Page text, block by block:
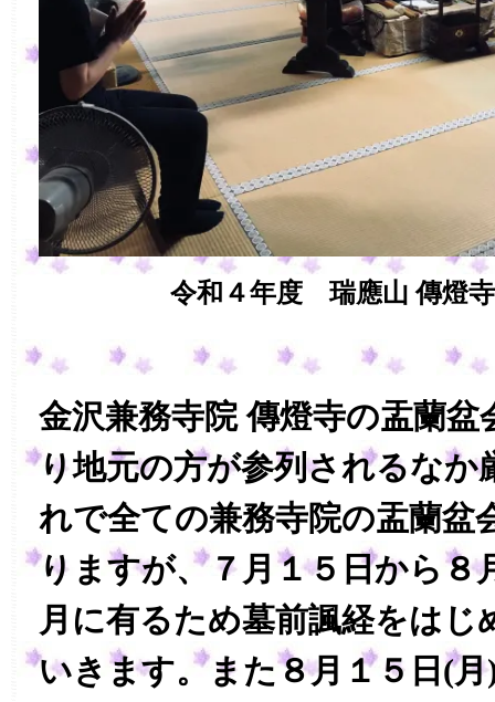
令和４年度 瑞應山 傳
金沢兼務寺院 傳燈寺の盂蘭盆
り地元の方が参列されるなか
れで全ての兼務寺院の盂蘭盆
りますが、７月１５日から８
月に有るため墓前諷経をはじ
いきます。また８月１５日(